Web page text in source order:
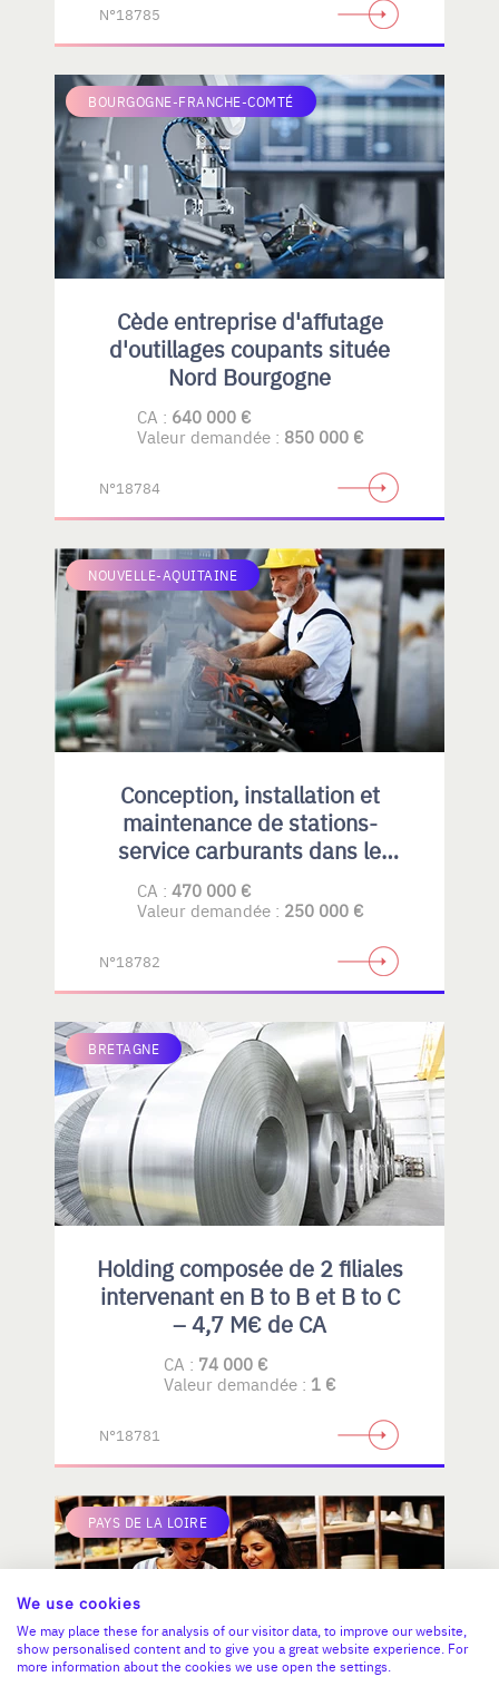
N°18785
BOURGOGNE-FRANCHE-COMTÉ
Cède entreprise d'affutage
d'outillages coupants située
Nord Bourgogne
CA : 640 000 €
Valeur demandée : 850 000 €
N°18784
NOUVELLE-AQUITAINE
Conception, installation et
maintenance de stations-
service carburants dans le
Privatif et collectivités
CA : 470 000 €
Valeur demandée : 250 000 €
N°18782
BRETAGNE
Holding composée de 2 filiales
intervenant en B to B et B to C
– 4,7 M€ de CA
CA : 74 000 €
Valeur demandée : 1 €
N°18781
PAYS DE LA LOIRE
We use cookies
We may place these for analysis of our visitor data, to improve our website,
show personalised content and to give you a great website experience. For
more information about the cookies we use open the settings.